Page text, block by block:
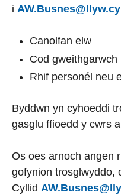
i
Canolfan elw
Cod gweithgarwch
Rhif personél neu
Byddwn yn cyhoeddi
gasglu ffioedd y cwrs
Os oes arnoch angen
gofynion trosglwyddo,
Cyllid